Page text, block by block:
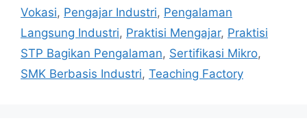
Vokasi, Pengajar Industri, Pengalaman
Langsung Industri, Praktisi Mengajar, Praktisi
STP Bagikan Pengalaman, Sertifikasi Mikro,
SMK Berbasis Industri, Teaching Factory